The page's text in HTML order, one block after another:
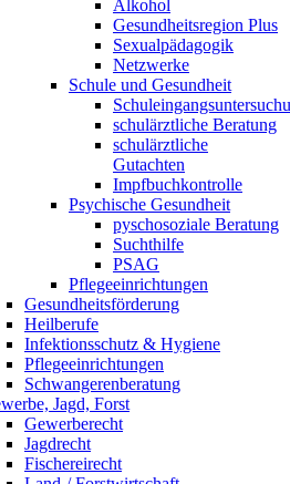
Alkohol
Gesundheitsregion Plus
Sexualpädagogik
Netzwerke
Schule und Gesundheit
schulärztliche Beratung
schulärztliche
Gutachten
Impfbuchkontrolle
Psychische Gesundheit
pyschosoziale Beratung
Suchthilfe
PSAG
Pflegeeinrichtungen
Gesundheitsförderung
Heilberufe
Infektionsschutz & Hygiene
Pflegeeinrichtungen
Schwangerenberatung
Jagd, Forst
Gewerberecht
Jagdrecht
Fischereirecht